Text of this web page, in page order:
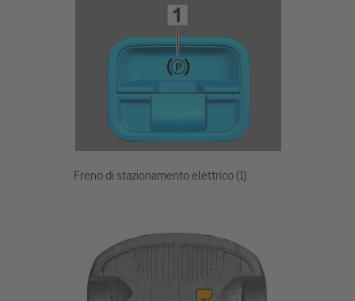
Freno di stazionamento elettrico (1)